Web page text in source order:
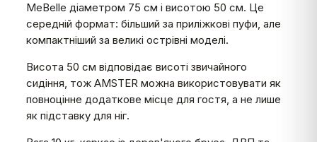
MeBelle діаметром 75 см і висотою 50 см. Це
середній формат: більший за приліжкові пуфи, але
компактніший за великі острівні моделі.
Висота 50 см відповідає висоті звичайного
сидіння, тож AMSTER можна використовувати як
повноцінне додаткове місце для гостя, а не лише
як підставку для ніг.